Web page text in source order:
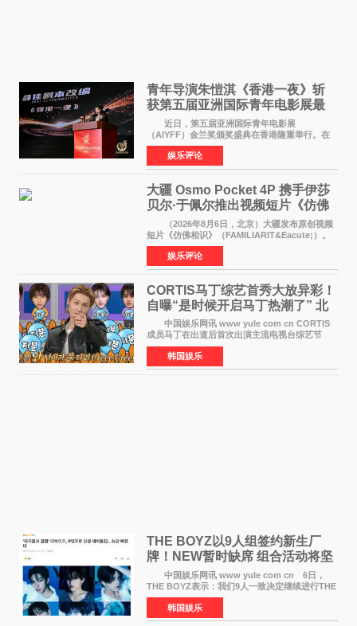
青年导演朱愷淇《香港一夜》斩
获第五届亚洲国际青年电影展最
佳剧本改编奖
近日，第五届亚洲国际青年电影展
（AIYFF）金兰奖颁奖盛典在香港隆重举行。在
这场汇聚数百位海内外电影人、文化界人士及媒
体代表的亚洲青年影视盛会上，香港本土电影
《香港一夜》（Dawn in Ho
娱乐评论
大疆 Osmo Pocket 4P 携手伊莎
贝尔·于佩尔推出视频短片《仿佛
相识》
（2026年8月6日，北京）大疆发布原创视频
短片《仿佛相识》（FAMILIARIT&Eacute;）。
视频短片由戛纳国际电影节最佳女演员伊莎贝尔·
于佩尔（Isabelle Huppert）主演，全程使用大
疆首款双主摄口
娱乐评论
CORTIS马丁综艺首秀大放异彩！
自曝“是时候开启马丁热潮了” 北
美巡演火热进行中
中国娱乐网讯 www yule com cn CORTIS
成员马丁在出道后首次出演主流电视台综艺节
目，展现了多才多艺的魅力。 马丁出演了5日
播出的MBC《Radio Star》Fashion与Passion
之间，I&lsquo;m
韩国娱乐
THE BOYZ以9人组签约新生厂
牌！NEW暂时缺席 组合活动将坚
定不移继续
中国娱乐网讯 www yule com cn 6日，
THE BOYZ表示：我们9人一致决定继续进行THE
BOYZ组合活动，并且已经完成了组合团体活动
签约。目前正在新生厂牌下进行活动准备。尚未
离开THE BOYZ原所
韩国娱乐